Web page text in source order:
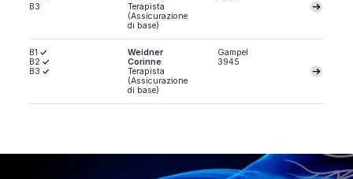
B3
Terapista
(Assicurazione
di base)
B1
B2
B3
Weidner
Corinne
Terapista
(Assicurazione
di base)
3945
Gampel